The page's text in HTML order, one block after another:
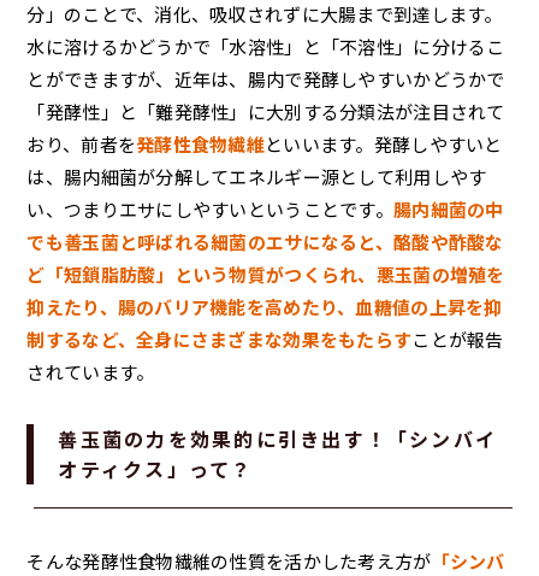
分」のことで、消化、吸収されずに大腸まで到達します。
水に溶けるかどうかで「水溶性」と「不溶性」に分けるこ
とができますが、近年は、腸内で発酵しやすいかどうかで
「発酵性」と「難発酵性」に大別する分類法が注目されて
おり、前者を発酵性食物繊維といいます。発酵しやすいと
は、腸内細菌が分解してエネルギー源として利用しやす
い、つまりエサにしやすいということです。腸内細菌の中
でも善玉菌と呼ばれる細菌のエサになると、酪酸や酢酸な
ど「短鎖脂肪酸」という物質がつくられ、悪玉菌の増殖を
抑えたり、腸のバリア機能を高めたり、血糖値の上昇を抑
制するなど、全身にさまざまな効果をもたらすことが報告
されています。
善玉菌の力を効果的に引き出す！「シンバイ
オティクス」って？
そんな発酵性食物繊維の性質を活かした考え方が 「シンバ